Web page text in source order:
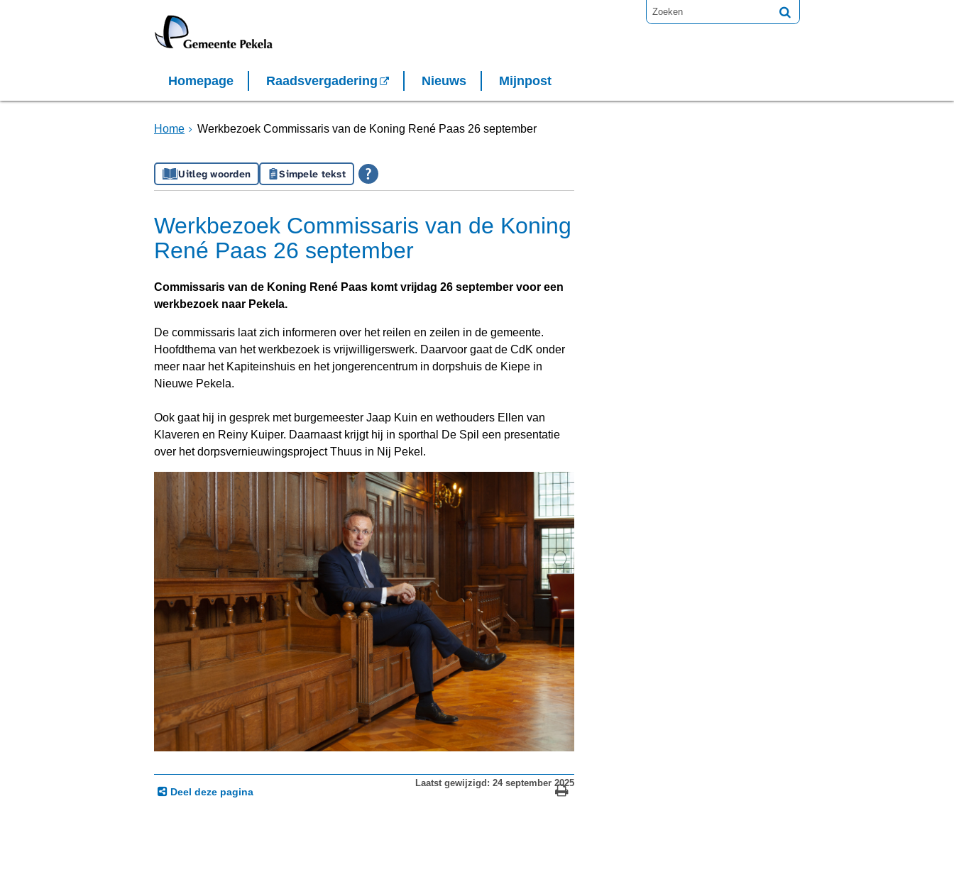
Homepage Raadsvergadering Nieuws Mijnpost
Home Werkbezoek Commissaris van de Koning René Paas 26 september
Uitleg woorden Simpele tekst
Werkbezoek Commissaris van de Koning
René Paas 26 september
Commissaris van de Koning René Paas komt vrijdag 26 september voor een
werkbezoek naar Pekela.
De commissaris laat zich informeren over het reilen en zeilen in de gemeente.
Hoofdthema van het werkbezoek is vrijwilligerswerk. Daarvoor gaat de CdK onder
meer naar het Kapiteinshuis en het jongerencentrum in dorpshuis de Kiepe in
Nieuwe Pekela.
Ook gaat hij in gesprek met burgemeester Jaap Kuin en wethouders Ellen van
Klaveren en Reiny Kuiper. Daarnaast krijgt hij in sporthal De Spil een presentatie
over het dorpsvernieuwingsproject Thuus in Nij Pekel.
Deel deze pagina
Laatst gewijzigd: 24 september 2025